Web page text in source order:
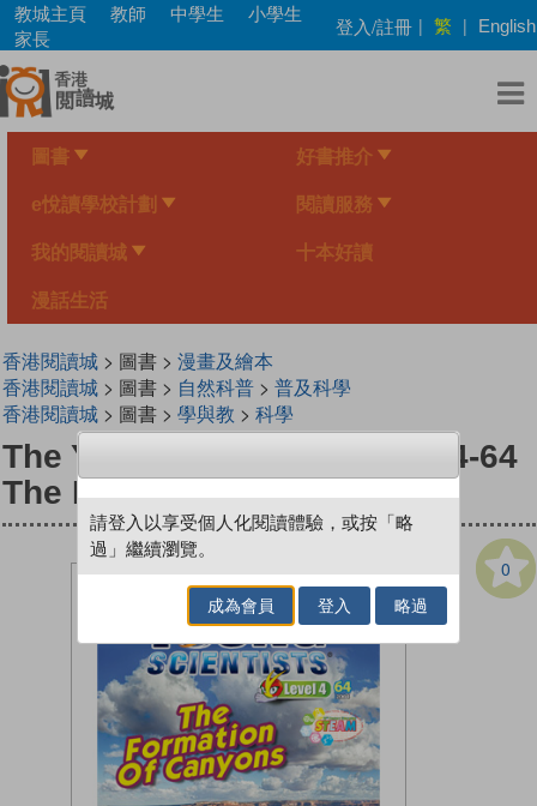
Skip
main
content
教城主頁 教師 中學生
小學生
家長
登入/註冊 | 繁 | English
圖書 好書推介
e悅讀學校計劃 閱讀服務
我的閱讀城 十本好讀
漫話生活
香港閱讀城> 圖書 > 漫畫及繪本
香港閱讀城> 圖書 > 自然科普> 普及科學
香港閱讀城> 圖書 > 學與教 > 科學
The Young Scientists Level 4-64
The Formation Of Canyons
0
請登入以享受個人化閱讀體驗，或按「略
過」繼續瀏覽。
成為會員 登入 略過